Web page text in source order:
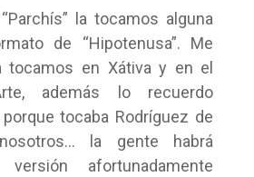
la tocamos alguna
de “Hipotenusa”. Me
tocamos en Xátiva y en el
además lo recuerdo
tocaba Rodríguez de
la gente habrá
afortunadamente